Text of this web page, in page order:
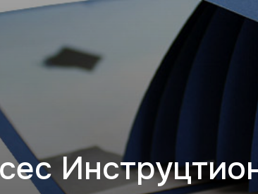
Student Reading